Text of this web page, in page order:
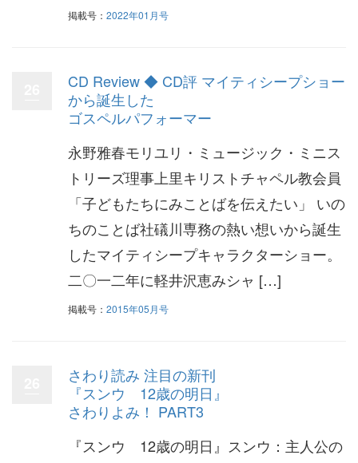
掲載号： 2022年01月号
CD Review ◆ CD評 マイティシープショー
から誕生した
ゴスペルパフォーマー
永野雅春モリユリ・ミュージック・ミニス
トリーズ理事上里キリストチャペル教会員
「子どもたちにみことばを伝えたい」 いの
ちのことば社礒川専務の熱い想いから誕生
したマイティシープキャラクターショー。
二〇一二年に軽井沢恵みシャ […]
掲載号： 2015年05月号
さわり読み 注目の新刊
『スンウ 12歳の明日』
さわりよみ！ PART3
『スンウ 12歳の明日』スンウ：主人公の